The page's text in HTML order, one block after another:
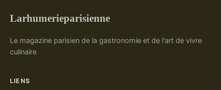
Larhumerieparisienne
Le magazine parisien de la gastronomie et de l'art de vivre
culinaire
LIENS